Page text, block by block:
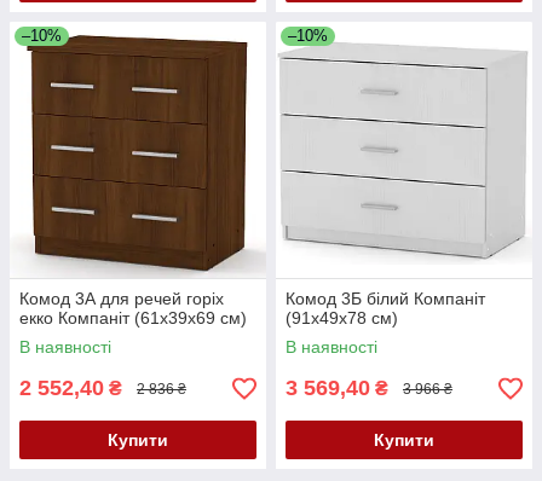
–10%
Комод 3А для речей горіх
екко Компаніт (61х39х69 см)
В наявності
2 552,40 ₴ 2 836 ₴
Купити
–10%
Комод 3Б білий Компаніт
(91х49х78 см)
В наявності
3 569,40 ₴ 3 966 ₴
Купити